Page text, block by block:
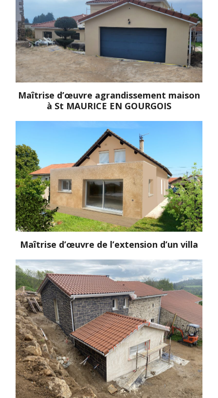
Maîtrise d’œuvre agrandissement maison
à St MAURICE EN GOURGOIS
Maîtrise d’œuvre de l’extension d’un villa